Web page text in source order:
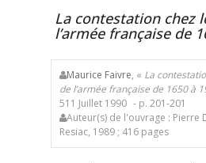
La contestation chez
l’armée française de
Maurice Faivre, « La
de l’armée française de 1650 à
511 Juillet 1990 - p. 201-201
Auteur(s) de l'ouvrage : Pierre
Resiac, 1989 ; 416 pages